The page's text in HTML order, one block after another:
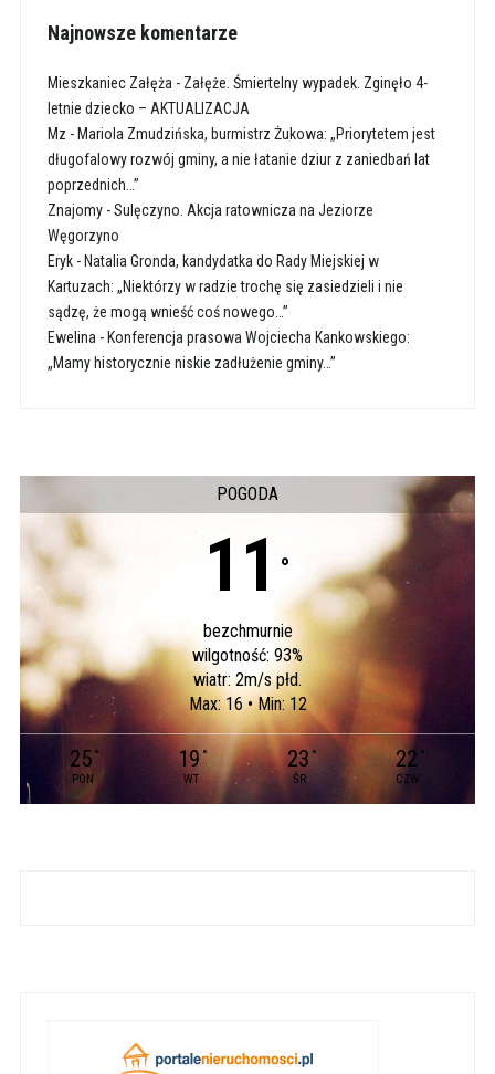
Najnowsze komentarze
Mieszkaniec Załęża - Załęże. Śmiertelny wypadek. Zginęło 4-
letnie dziecko – AKTUALIZACJA
Mz - Mariola Zmudzińska, burmistrz Żukowa: „Priorytetem jest
długofalowy rozwój gminy, a nie łatanie dziur z zaniedbań lat
poprzednich…”
Znajomy-Sulęczyno. Akcja ratownicza na Jeziorze
Węgorzyno
Eryk- Natalia Gronda, kandydatka do Rady Miejskiej w
Kartuzach: „Niektórzy w radzie trochę się zasiedzieli i nie
sądzę, że mogą wnieść coś nowego…”
Ewelina - Konferencja prasowa Wojciecha Kankowskiego:
„Mamy historycznie niskie zadłużenie gminy…”
POGODA
11 °
bezchmurnie
wilgotność: 93%
wiatr: 2m/s płd.
Max: 16 • Min: 12
25 °
PON
19°
WT
23 °
ŚR
22 °
CZW